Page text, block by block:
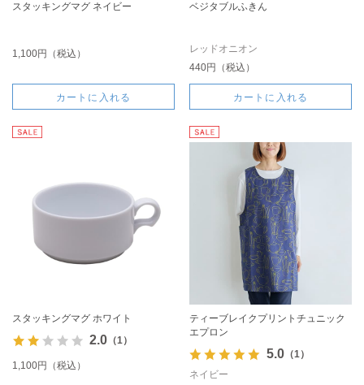
スタッキングマグ ネイビー
1,100円（税込）
カートに入れる
ベジタブルふきん
レッドオニオン
440円（税込）
カートに入れる
スタッキングマグ ホワイト
2.0（1）
1,100円（税込）
ティーブレイクプリントチュニック
エプロン
5.0（1）
ネイビー